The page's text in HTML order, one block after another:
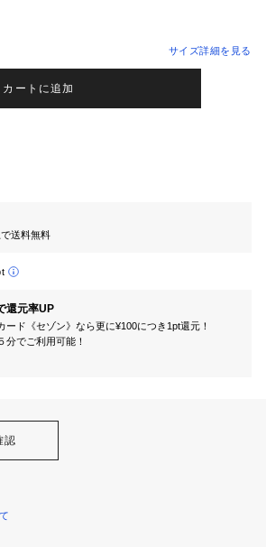
サイズ詳細を見る
カートに追加
送料無料
還元率UP
ード《セゾン》なら更に¥100につき1pt還元！
分でご利用可能！
認